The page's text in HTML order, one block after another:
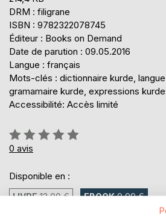
DRM : filigrane
ISBN : 9782322078745
Éditeur : Books on Demand
Date de parution : 09.05.2016
Langue : français
Mots-clés : dictionnaire kurde,
gramamaire kurde, expressions
Accessibilité: Accès limité
Évaluation:
0%
0 avis
Disponible en :
LIVRE 13,00 € EBOOK 9,99 €